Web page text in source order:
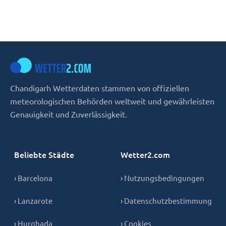
Chandigarh Wetterdaten stammen von offiziellen
meteorologischen Behörden weltweit und gewährleisten
Genauigkeit und Zuverlässigkeit.
Beliebte Städte
› Barcelona
› Lanzarote
› Hurghada
Wetter2.com
› Nutzungsbedingungen
› Datenschutzbestimmung
› Cookies